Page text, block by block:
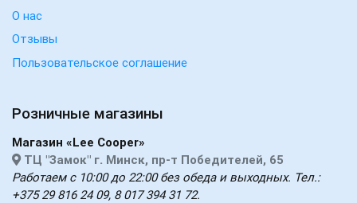
О нас
Отзывы
Пользовательское соглашение
Розничные магазины
Магазин «Lee Cooper»
ТЦ "Замок" г. Минск, пр-т Победителей, 65
Работаем с 10:00 до 22:00 без обеда и выходных. Тел.:
+375 29 816 24 09, 8 017 394 31 72.